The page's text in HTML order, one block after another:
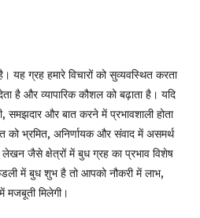
यह ग्रह हमारे विचारों को सुव्यवस्थित करता
है और व्यापारिक कौशल को बढ़ाता है। यदि
समझदार और बात करने में प्रभावशाली होता
को भ्रमित, अनिर्णायक और संवाद में असमर्थ
जैसे क्षेत्रों में बुध ग्रह का प्रभाव विशेष
में बुध शुभ है तो आपको नौकरी में लाभ,
मजबूती मिलेगी।